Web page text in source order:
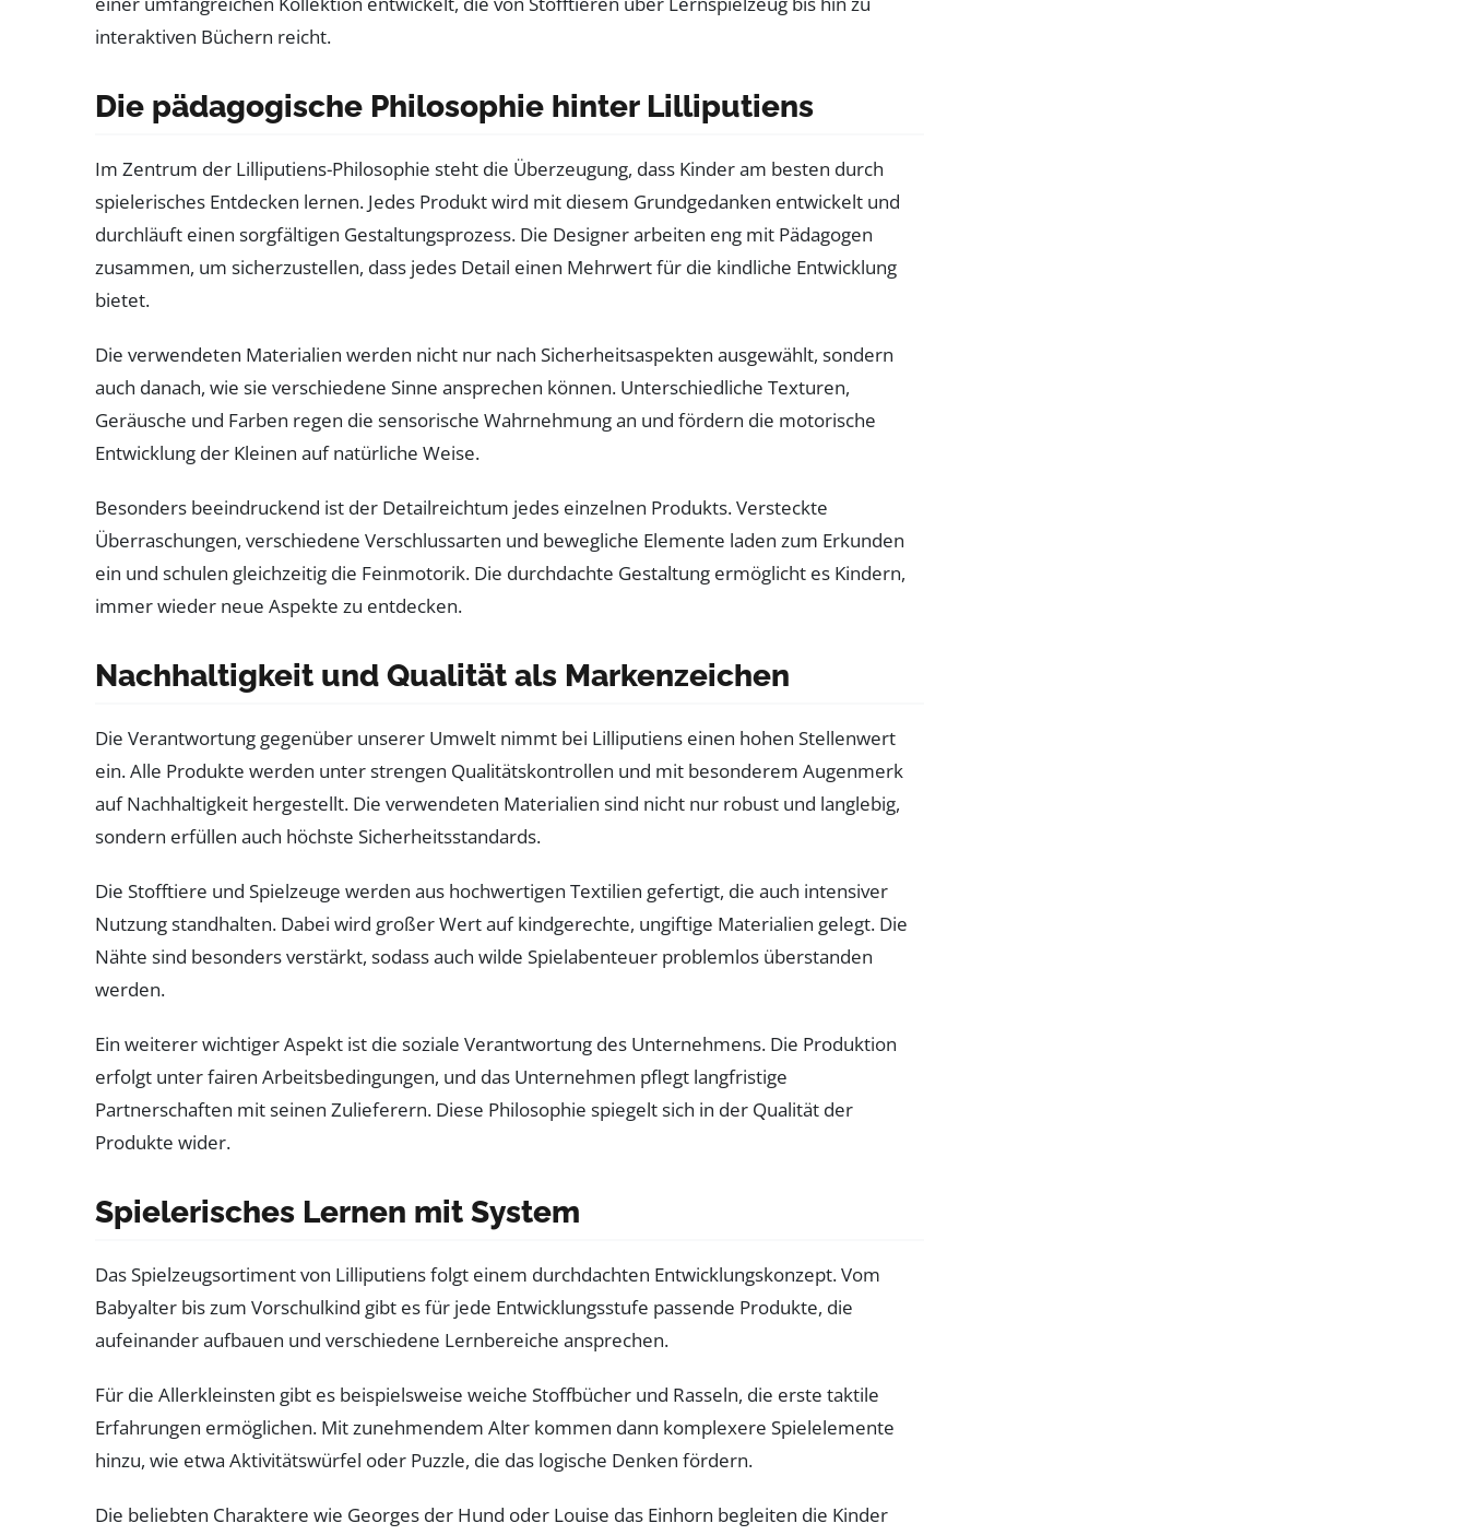
interaktiven Büchern reicht.
Die pädagogische Philosophie hinter Lilliputiens
Im Zentrum der Lilliputiens-Philosophie steht die Überzeugung, dass Kinder am besten durch
spielerisches Entdecken lernen. Jedes Produkt wird mit diesem Grundgedanken entwickelt und
durchläuft einen sorgfältigen Gestaltungsprozess. Die Designer arbeiten eng mit Pädagogen
zusammen, um sicherzustellen, dass jedes Detail einen Mehrwert für die kindliche Entwicklung
bietet.
Die verwendeten Materialien werden nicht nur nach Sicherheitsaspekten ausgewählt, sondern
auch danach, wie sie verschiedene Sinne ansprechen können. Unterschiedliche Texturen,
Geräusche und Farben regen die sensorische Wahrnehmung an und fördern die motorische
Entwicklung der Kleinen auf natürliche Weise.
Besonders beeindruckend ist der Detailreichtum jedes einzelnen Produkts. Versteckte
Überraschungen, verschiedene Verschlussarten und bewegliche Elemente laden zum Erkunden
ein und schulen gleichzeitig die Feinmotorik. Die durchdachte Gestaltung ermöglicht es Kindern,
immer wieder neue Aspekte zu entdecken.
Nachhaltigkeit und Qualität als Markenzeichen
Die Verantwortung gegenüber unserer Umwelt nimmt bei Lilliputiens einen hohen Stellenwert
ein. Alle Produkte werden unter strengen Qualitätskontrollen und mit besonderem Augenmerk
auf Nachhaltigkeit hergestellt. Die verwendeten Materialien sind nicht nur robust und langlebig,
sondern erfüllen auch höchste Sicherheitsstandards.
Die Stofftiere und Spielzeuge werden aus hochwertigen Textilien gefertigt, die auch intensiver
Nutzung standhalten. Dabei wird großer Wert auf kindgerechte, ungiftige Materialien gelegt. Die
Nähte sind besonders verstärkt, sodass auch wilde Spielabenteuer problemlos überstanden
werden.
Ein weiterer wichtiger Aspekt ist die soziale Verantwortung des Unternehmens. Die Produktion
erfolgt unter fairen Arbeitsbedingungen, und das Unternehmen pflegt langfristige
Partnerschaften mit seinen Zulieferern. Diese Philosophie spiegelt sich in der Qualität der
Produkte wider.
Spielerisches Lernen mit System
Das Spielzeugsortiment von Lilliputiens folgt einem durchdachten Entwicklungskonzept. Vom
Babyalter bis zum Vorschulkind gibt es für jede Entwicklungsstufe passende Produkte, die
aufeinander aufbauen und verschiedene Lernbereiche ansprechen.
Für die Allerkleinsten gibt es beispielsweise weiche Stoffbücher und Rasseln, die erste taktile
Erfahrungen ermöglichen. Mit zunehmendem Alter kommen dann komplexere Spielelemente
hinzu, wie etwa Aktivitätswürfel oder Puzzle, die das logische Denken fördern.
Die beliebten Charaktere wie Georges der Hund oder Louise das Einhorn begleiten die Kinder